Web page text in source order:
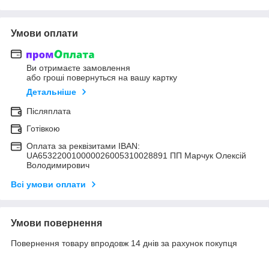
Умови оплати
Ви отримаєте замовлення
або гроші повернуться на вашу картку
Детальніше
Післяплата
Готівкою
Оплата за реквізитами IBAN:
UA653220010000026005310028891 ПП Марчук Олексій
Володимирович
Всі умови оплати
Умови повернення
Повернення товару впродовж 14 днів за рахунок покупця